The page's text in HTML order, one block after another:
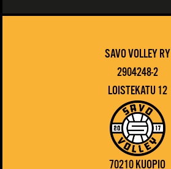
SAVO VOLLEY RY
2904248-2
LOISTEKATU 12
70210 KUOPIO